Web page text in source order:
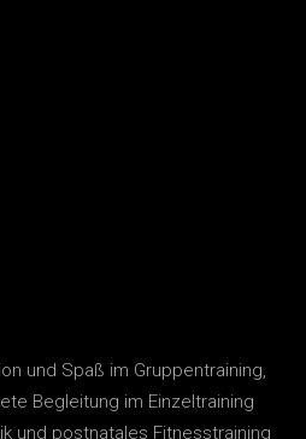
und Spaß im Gruppentraining,
Begleitung im Einzeltraining
und postnatales Fitnesstraining